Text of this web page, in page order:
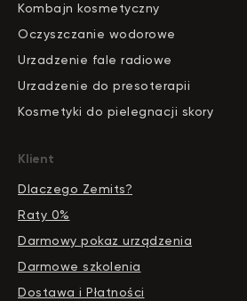
Kombajn kosmetyczny
Oczyszczanie wodorowe
Urzadzenie fale radiowe
Urzadzenie do presoterapii
Kosmetyki do pielegnacji skory
Klient
Dlaczego Zemits?
Raty 0%
Darmowy pokaz urządzenia
Darmowe szkolenia
Dostawa i Płatności